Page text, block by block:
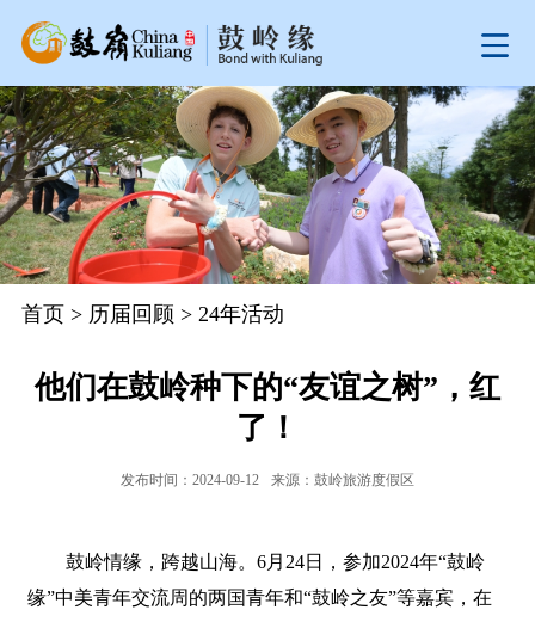
首页> 历届回顾 > 24年活动
他们在鼓岭种下的“友谊之树”，红
了！
发布时间：2024-09-12 来源：鼓岭旅游度假区
鼓岭情缘，跨越山海。6月24日，参加2024年“鼓岭
缘”中美青年交流周的两国青年和“鼓岭之友”等嘉宾，在